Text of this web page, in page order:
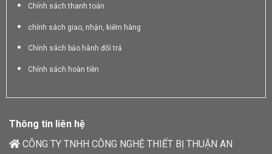
Chính sách thanh toán
chính sách giao, nhận, kiểm hàng
Chính sách bảo hành đổi trả
Chính sách hoàn tiền
Thông tin liên hệ
CÔNG TY TNHH CÔNG NGHỆ THIẾT BỊ THUẬN AN